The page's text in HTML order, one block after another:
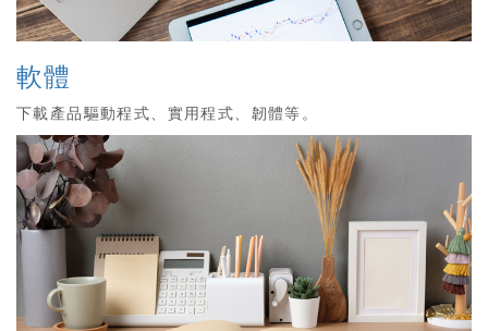
軟體
下載產品驅動程式、實用程式、韌體等。